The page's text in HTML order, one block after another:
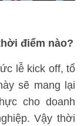
điểm nào?
lễ kick off, tổ
sẽ mang lại
cho doanh
Vậy thời